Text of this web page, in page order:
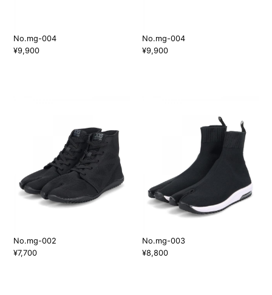
No.mg-004
¥9,900
No.mg-004
¥9,900
No.mg-002
¥7,700
No.mg-003
¥8,800